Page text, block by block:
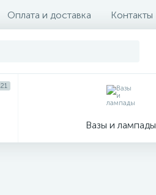
Оплата и доставка Контакты
21
Вазы и лампады